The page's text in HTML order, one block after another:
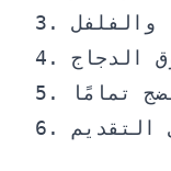
3. اخفق زيت الزيتون، عصير الليمون، الثوم، الأوريجانو، الملح، والفلفل.
4. صب الخليط فوق الدجاج.
5. اخبز حتى ينضج تمامًا.
6. اتركه قبل التقديم.